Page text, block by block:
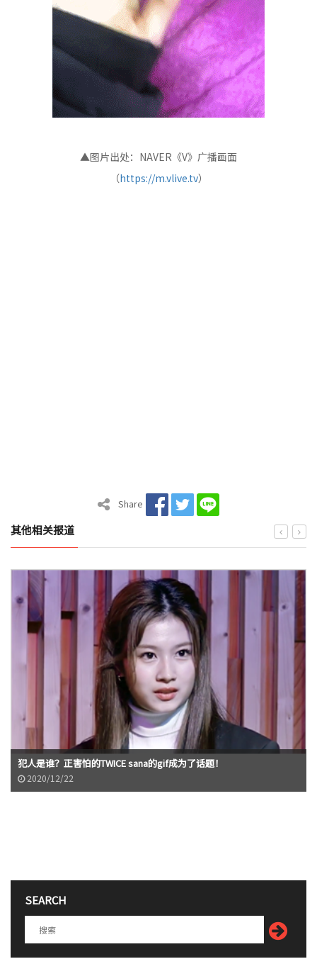
▲图片出处：NAVER《V》广播画面
（https://m.vlive.tv）
Share
其他相关报道
犯人是谁？正害怕的TWICE sana的gif成为了话题！
2020/12/22
SEARCH